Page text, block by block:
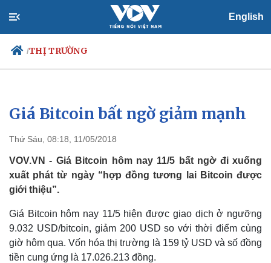
English
/THỊ TRƯỜNG
Chính trị
Tổ chức nhân sự
Quốc hội
Xã hội
Giáo dục
Dấu ấn VOV
Việc làm
Giá Bitcoin bất ngờ giảm mạnh
Thứ Sáu, 08:18, 11/05/2018
VOV.VN - Giá Bitcoin hôm nay 11/5 bất ngờ đi xuống
xuất phát từ ngày “hợp đồng tương lai Bitcoin được
giới thiệu”.
Giá Bitcoin hôm nay 11/5 hiện được giao dịch ở ngưỡng
9.032 USD/bitcoin, giảm 200 USD so với thời điểm cùng
giờ hôm qua. Vốn hóa thị trường là 159 tỷ USD và số đồng
tiền cung ứng là 17.026.213 đồng.